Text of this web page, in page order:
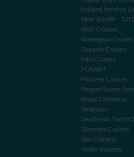
Holland America
Mein Schiff® - TUI
MSC Cruises
Norwegian Cruise
Oceania Cruises
P&O Cruises
PONANT
Princess Cruises
Regent Seven
Royal Caribbean
Seabourn
SeaDream Yacht
Silversea Cruises
Star Clippers
Virgin Voyages